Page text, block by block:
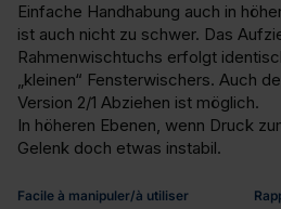
Einfache Handhabung auch in
ist auch nicht zu schwer. Das
Rahmenwischtuchs erfolgt
„kleinen“ Fensterwischers. Auch
Version 2/1 Abziehen ist möglich.
In höheren Ebenen, wenn Druck
Gelenk doch etwas instabil.
Facile à manipuler/à utiliser